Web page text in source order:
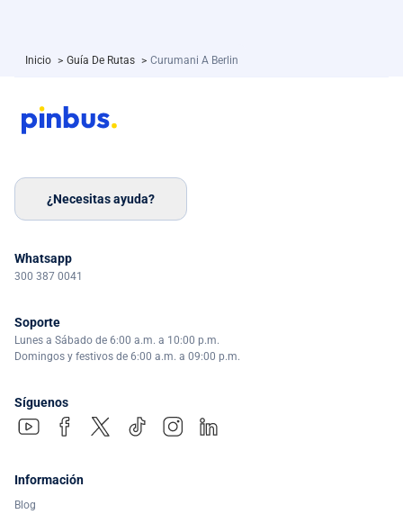
Inicio > Guía De Rutas > Curumani A Berlin
¿Necesitas ayuda?
Whatsapp
300 387 0041
Soporte
Lunes a Sábado de 6:00 a.m. a 10:00 p.m.
Domingos y festivos de 6:00 a.m. a 09:00 p.m.
Síguenos
Información
Blog